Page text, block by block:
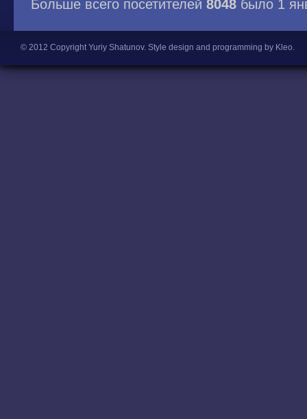
Больше всего посетителей 8048 было 1
© 2012 Copyright Yuriy Shatunov. Style design and programming by Kleo.